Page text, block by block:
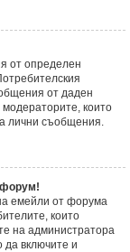
от определен
от даден
които
лични съобщения.
форум!
емейли от форума
които
на администратора
да включите и